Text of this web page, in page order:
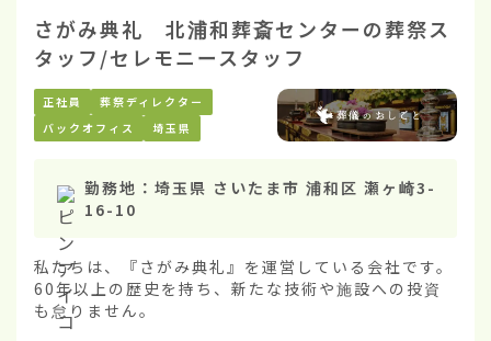
さがみ典礼 北浦和葬斎センターの葬祭ス
タッフ/セレモニースタッフ
正社員
葬祭ディレクター
バックオフィス
埼玉県
勤務地： 埼玉県 さいたま市 浦和区 瀬ヶ崎3-
16-10
私たちは、『さがみ典礼』を運営している会社です。
60年以上の歴史を持ち、新たな技術や施設への投資
も怠りません。